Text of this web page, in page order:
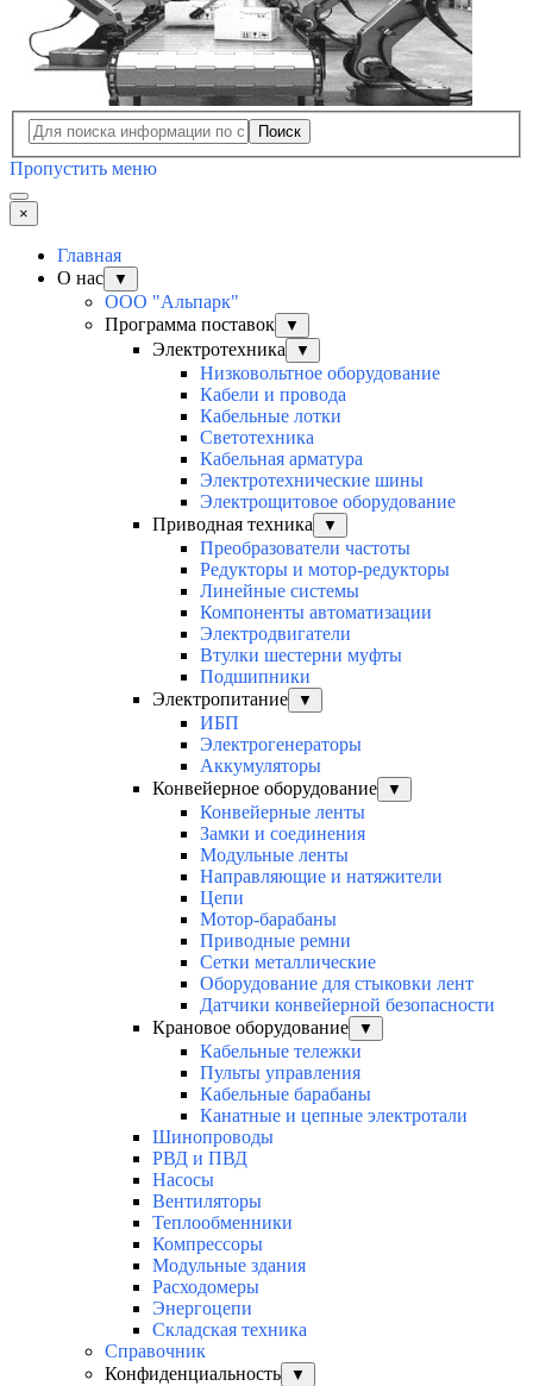
Поиск
Пропустить меню
×
Главная
О нас
▼
ООО "Альпарк"
Программа поставок
▼
Электротехника ▼
Низковольтное оборудование
Кабели и провода
Кабельные лотки
Светотехника
Кабельная арматура
Электротехнические шины
Электрощитовое оборудование
Приводная техника
▼
Преобразователи частоты
Редукторы и мотор-редукторы
Линейные системы
Компоненты автоматизации
Электродвигатели
Втулки шестерни муфты
Подшипники
Электропитание
▼
ИБП
Электрогенераторы
Аккумуляторы
Конвейерное оборудование
▼
Конвейерные ленты
Замки и соединения
Модульные ленты
Направляющие и натяжители
Цепи
Мотор-барабаны
Приводные ремни
Сетки металлические
Оборудование для стыковки лент
Датчики конвейерной безопасности
Крановое оборудование
▼
Кабельные тележки
Пульты управления
Кабельные барабаны
Канатные и цепные электротали
Шинопроводы
РВД и ПВД
Насосы
Вентиляторы
Теплообменники
Компрессоры
Модульные здания
Расходомеры
Энергоцепи
Складская техника
Справочник
Конфиденциальность
▼